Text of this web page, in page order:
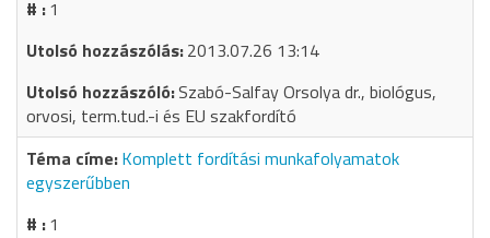
1
2013.07.26 13:14
Szabó-Salfay Orsolya dr., biológus,
orvosi, term.tud.-i és EU szakfordító
Komplett fordítási munkafolyamatok
egyszerűbben
1